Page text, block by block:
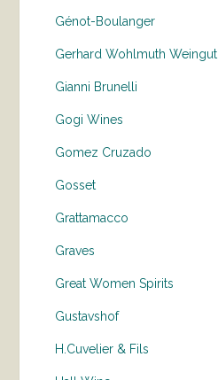
Génot-Boulanger
Gerhard Wohlmuth Weingut
Gianni Brunelli
Gogi Wines
Gomez Cruzado
Gosset
Grattamacco
Graves
Great Women Spirits
Gustavshof
H.Cuvelier & Fils